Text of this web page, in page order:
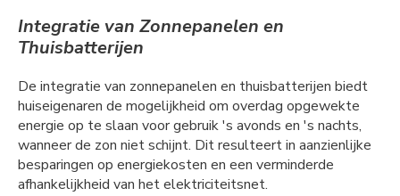
Integratie van Zonnepanelen en
Thuisbatterijen
De integratie van zonnepanelen en thuisbatterijen biedt
huiseigenaren de mogelijkheid om overdag opgewekte
energie op te slaan voor gebruik 's avonds en 's nachts,
wanneer de zon niet schijnt. Dit resulteert in aanzienlijke
besparingen op energiekosten en een verminderde
afhankelijkheid van het elektriciteitsnet.